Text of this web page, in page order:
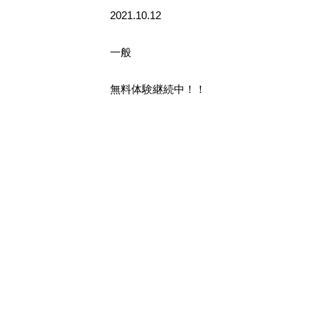
2021.10.12
一般
無料体験継続中！！